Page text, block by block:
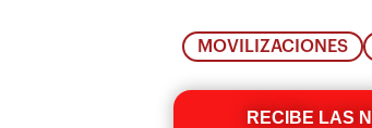
MOVILIZACIONES
RECIBE LAS